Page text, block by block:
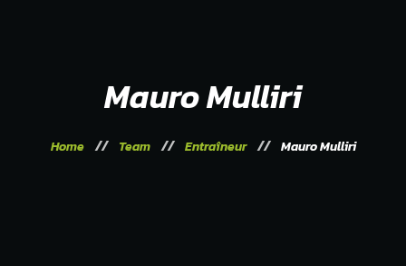
Mauro Mulliri
Home Team Entraîneur Mauro Mulliri